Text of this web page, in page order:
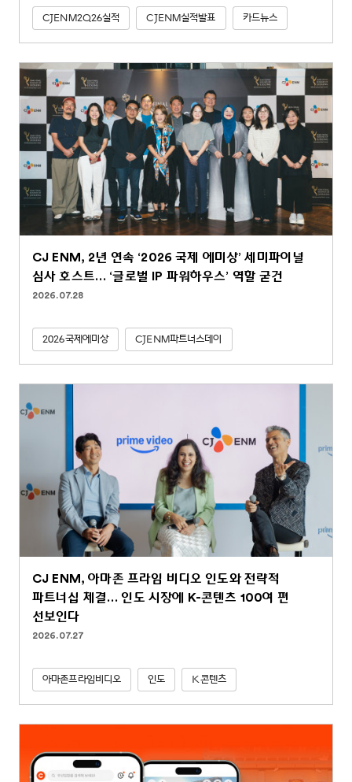
CJENM2Q26실적 CJENM실적발표 카드뉴스
CJ ENM, 2년 연속 ‘2026 국제 에미상’ 세미파이널
심사 호스트… ‘글로벌 IP 파워하우스’ 역할 굳건
2026.07.28
2026국제에미상 CJENM파트너스데이
CJ ENM, 아마존 프라임 비디오 인도와 전략적
파트너십 체결… 인도 시장에 K-콘텐츠 100여 편
선보인다
2026.07.27
아마존프라임비디오 인도 K콘텐츠